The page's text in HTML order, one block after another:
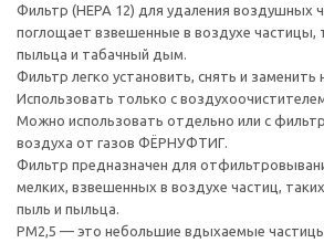
Фильтр (HEPA 12) для удаления
поглощает взвешенные в воздухе частицы,
пыльца и табачный дым.
Фильтр легко установить, снять и заменить
Использовать только с
Можно использовать отдельно или с
воздуха от газов ФЁРНУФТИГ.
Фильтр предназначен для
мелких, взвешенных в воздухе частиц,
пыль и пыльца.
PM2,5 — это небольшие вдыхаемые